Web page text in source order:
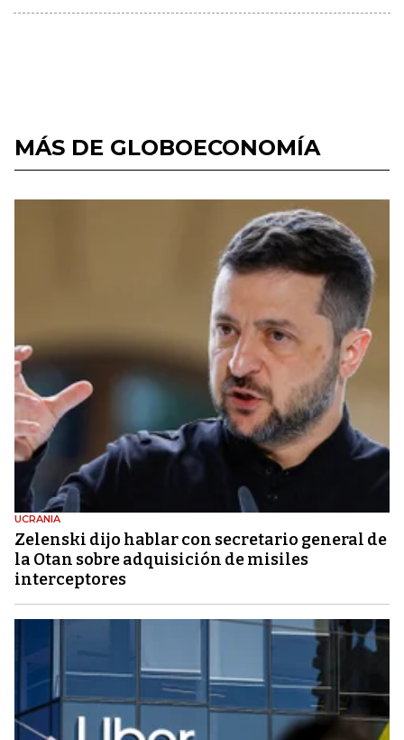
MÁS DE GLOBOECONOMÍA
UCRANIA
Zelenski dijo hablar con secretario general de
la Otan sobre adquisición de misiles
interceptores